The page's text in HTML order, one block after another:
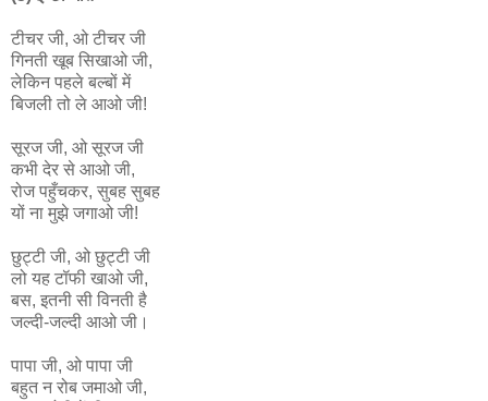
टीचर जी, ओ टीचर जी
गिनती खूब सिखाओ जी,
लेकिन पहले बल्बों में
बिजली तो ले आओ जी!
सूरज जी, ओ सूरज जी
कभी देर से आओ जी,
रोज पहुँचकर, सुबह सुबह
यों ना मुझे जगाओ जी!
छुट्टी जी, ओ छुट्टी जी
लो यह टॉफी खाओ जी,
बस, इतनी सी विनती है
जल्दी-जल्दी आओ जी।
पापा जी, ओ पापा जी
बहुत न रोब जमाओ जी,